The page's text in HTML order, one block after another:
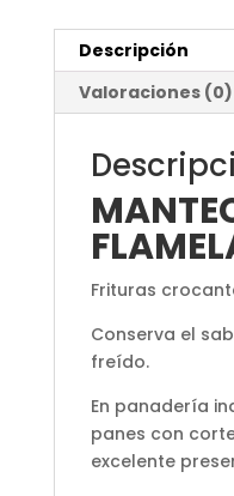
Descripción
Valoraciones (0)
Frituras
Conserva el
freído.
En panadería
panes con
excelente